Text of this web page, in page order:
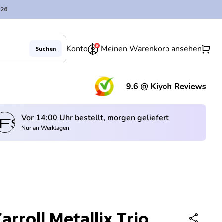
Suchen Konto Meinen Warenkorb ansehenshopping_cart
Vor 14:00 Uhr bestellt, morgen geliefert
Nur an Werktagen
share